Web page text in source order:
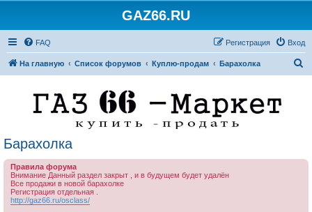
GAZ66.RU
FAQ Вход
Регистрация
На главную Список форумов Куплю-продам Барахолка
Барахолка
Правила форума
Внимание Данный раздел закрыт , и в будущем будет удалён
Все продажи в новой барахолке
Регистрация отдельная .
http://gaz66.ru/osclass/